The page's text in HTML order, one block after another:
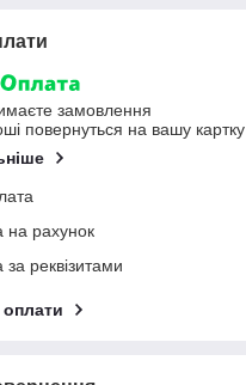
замовлення
повернуться на вашу картку
на рахунок
реквізитами